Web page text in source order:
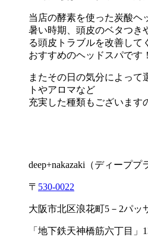
当店の酵素を使った炭酸ヘ
暑い時期、頭皮のベタつき
る頭皮トラブルを改善して
おすすめのヘッドスパです！
またその日の気分によって
トやアロマなど
充実した種類もございま
deep+nakazaki （ディーププ
〒 530-0022
大阪市北区浪花町5 － 2パッ
「地下鉄天神橋筋六丁目」